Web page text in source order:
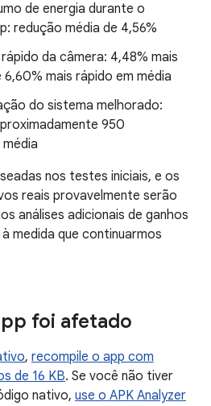
de energia durante o
redução média de 4,56%
da câmera: 4,48% mais
mais rápido em média
do sistema melhorado:
950
nos testes iniciais, e os
reais provavelmente serão
análises adicionais de ganhos
medida que continuarmos
foi afetado
, recompile o app com
de 16 KB. Se você não tiver
nativo, use o APK Analyzer